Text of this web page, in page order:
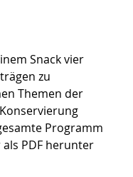
Snack vier
zu
Themen der
Programm
PDF herunter